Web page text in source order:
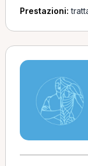
Prestazioni: